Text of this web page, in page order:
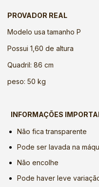
PROVADOR REAL
Modelo usa tamanho P
Possui 1,60 de altura
Quadril: 86 cm
peso: 50 kg
INFORMAÇÕES
Não fica transparente
Pode ser lavada na
Não encolhe
Pode haver leve